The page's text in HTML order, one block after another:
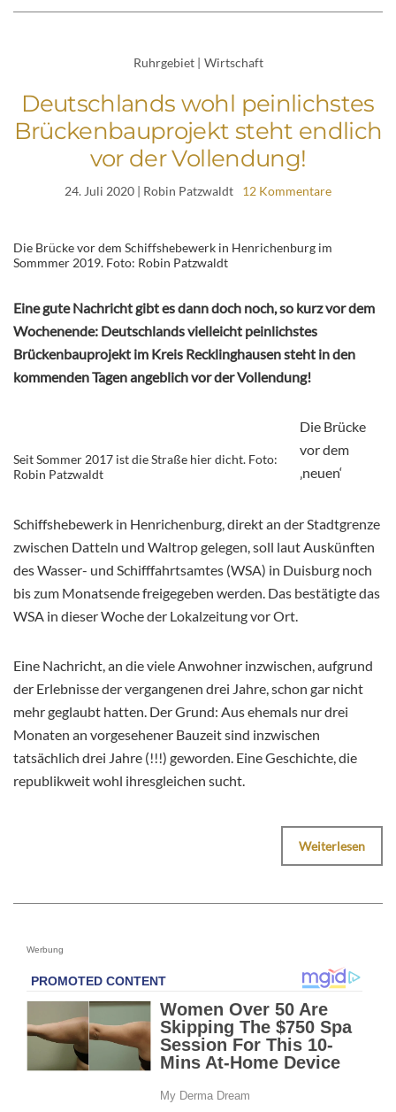
Ruhrgebiet | Wirtschaft
Deutschlands wohl peinlichstes
Brückenbauprojekt steht endlich
vor der Vollendung!
24. Juli 2020 | Robin Patzwaldt 12 Kommentare
Die Brücke vor dem Schiffshebewerk in Henrichenburg im
Sommmer 2019. Foto: Robin Patzwaldt
Eine gute Nachricht gibt es dann doch noch, so kurz vor dem
Wochenende: Deutschlands vielleicht peinlichstes
Brückenbauprojekt im Kreis Recklinghausen steht in den
kommenden Tagen angeblich vor der Vollendung!
Seit Sommer 2017 ist die Straße hier dicht. Foto:
Robin Patzwaldt
Die Brücke
vor dem
‚neuen‘
Schiffshebewerk in Henrichenburg, direkt an der Stadtgrenze
zwischen Datteln und Waltrop gelegen, soll laut Auskünften
des Wasser- und Schifffahrtsamtes (WSA) in Duisburg noch
bis zum Monatsende freigegeben werden. Das bestätigte das
WSA in dieser Woche der Lokalzeitung vor Ort.
Eine Nachricht, an die viele Anwohner inzwischen, aufgrund
der Erlebnisse der vergangenen drei Jahre, schon gar nicht
mehr geglaubt hatten. Der Grund: Aus ehemals nur drei
Monaten an vorgesehener Bauzeit sind inzwischen
tatsächlich drei Jahre (!!!) geworden. Eine Geschichte, die
republikweit wohl ihresgleichen sucht.
Weiterlesen
Werbung